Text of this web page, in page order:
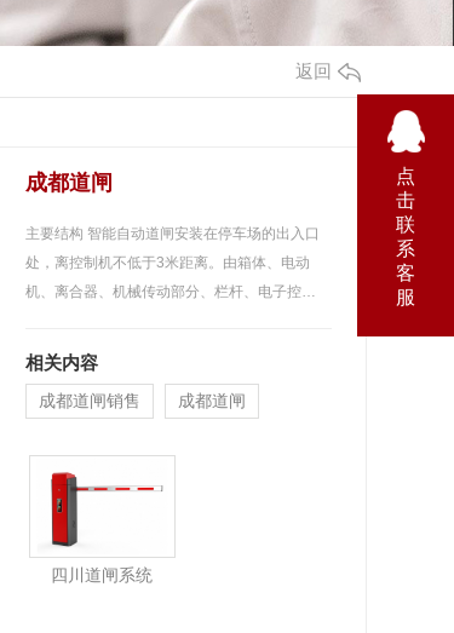
返回
成都道闸
主要结构 智能自动道闸安装在停车场的出入口
处，离控制机不低于3米距离。由箱体、电动
机、离合器、机械传动部分、栏杆、电子控…
相关内容
成都道闸销售 成都道闸
四川道闸系统
点
击
联
系
客
服